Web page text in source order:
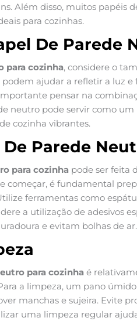
Além disso, muitos papéis
para cozinhas.
De Parede
para cozinha, considere o
ajudar a refletir a luz e
pensar na
neutro pode servir como
cozinha vibrantes.
Parede
para cozinha pode ser feita
começar, é fundamental
ferramentas como
a utilização de adesivos
e evitam bolhas de ar.
para cozinha é
a limpeza, um pano
manchas e sujeira. Evite
uma limpeza regular